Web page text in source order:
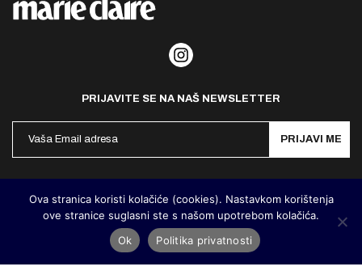
PRIJAVITE SE NA NAŠ NEWSLETTER
PRIJAVI ME
MarieClaire Hrvatska 2026. Designed and developed by Cubes
Ova stranica koristi kolačiće (cookies). Nastavkom korištenja
ove stranice suglasni ste s našom upotrebom kolačića.
Ok
Politika privatnosti